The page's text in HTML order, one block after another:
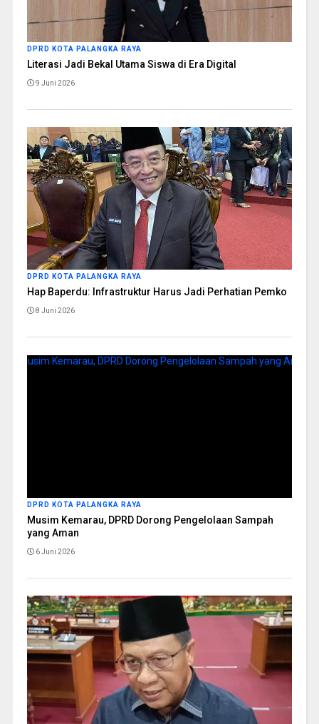
DPRD KOTA PALANGKA RAYA
Literasi Jadi Bekal Utama Siswa di Era Digital
9 Juni 2026
DPRD KOTA PALANGKA RAYA
Hap Baperdu: Infrastruktur Harus Jadi Perhatian Pemko
8 Juni 2026
DPRD KOTA PALANGKA RAYA
Musim Kemarau, DPRD Dorong Pengelolaan Sampah
yang Aman
6 Juni 2026